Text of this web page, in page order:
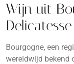
Wijn uit
Delicatesse
Bourgogne, een
wereldwijd bekend